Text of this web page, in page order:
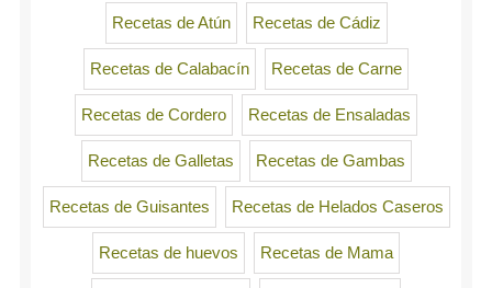
Recetas de Atún Recetas de Cádiz
Recetas de Calabacín Recetas de Carne
Recetas de Cordero Recetas de Ensaladas
Recetas de Galletas Recetas de Gambas
Recetas de Guisantes Recetas de Helados Caseros
Recetas de huevos Recetas de Mama